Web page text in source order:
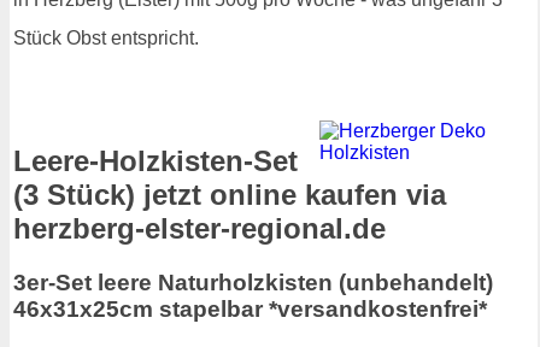
Stück Obst entspricht.
Leere-Holzkisten-Set
(3 Stück) jetzt online kaufen via
herzberg-elster-regional.de
3er-Set leere Naturholzkisten (unbehandelt)
46x31x25cm stapelbar *versandkostenfrei*